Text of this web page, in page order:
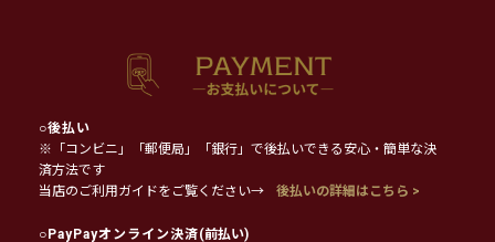
○後払い
※「コンビニ」「郵便局」「銀行」で後払いできる安心・簡単な決
済方法です
当店のご利用ガイドをご覧ください→
後払いの詳細はこちら >
○PayPayオンライン決済(前払い)